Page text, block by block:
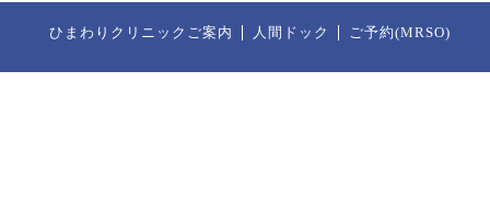
ひまわりクリニックご案内 人間ドック ご予約(MRSO)